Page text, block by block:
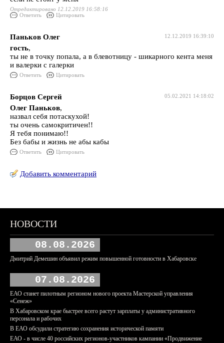
Отредактировано 12.12.2019 16:58:16
Ответить
Цитировать
12.12.2019 16:39:10
Паньков Олег
гость,
ты не в точку попала, а в блевотницу - шикарного кента меня
и валерки с галерки
Ответить Цитировать
05.02.2021 14:18:02
Борцов Сергей
Олег Паньков,
назвал себя потаскухой!
ты очень самокритичен!!
Я тебя понимаю!!
Без бабы и жизнь не абы кабы
Ответить Цитировать
Добавить комментарий
НОВОСТИ
08.08.2026
Дмитрий Демешин объявил режим повышенной готовности в Хабаровске
07.08.2026
ЕАО станет пилотным регионом нового проекта Мастерской управления
«Сенеж»
В Хабаровском крае быстрее всего растут зарплаты у административного
персонала и рабочих
В ЕАО обсудили стратегию сохранения исторической памяти
ЕАО - в числе 40 российских регионов-участников кампании «Продвижение